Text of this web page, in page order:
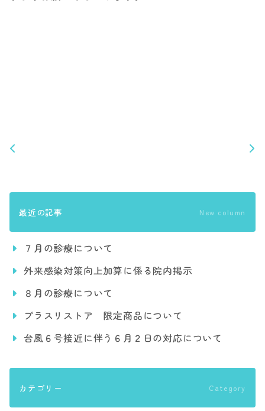
最近の記事 New column
７月の診療について
外来感染対策向上加算に係る院内掲示
８月の診療について
プラスリストア 限定商品について
台風６号接近に伴う６月２日の対応について
カテゴリー Category